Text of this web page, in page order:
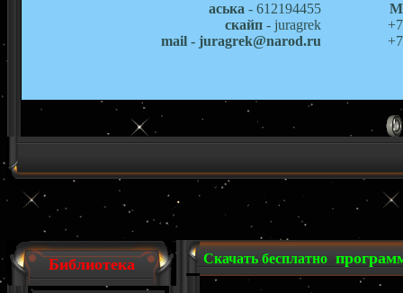
аська - 612194455
скайп - juragrek
mail - juragrek@narod.ru
Библиотека Скачать бесплатно